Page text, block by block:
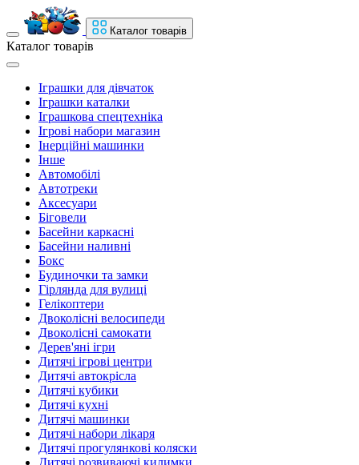
Каталог товарів
Каталог товарів
Іграшки для дівчаток
Іграшки каталки
Іграшкова спецтехніка
Ігрові набори магазин
Інерційні машинки
Інше
Автомобілі
Автотреки
Аксесуари
Біговели
Басейни каркасні
Басейни наливні
Бокс
Будиночки та замки
Гірлянда для вулиці
Гелікоптери
Двоколісні велосипеди
Двоколісні самокати
Дерев'яні ігри
Дитячі ігрові центри
Дитячі автокрісла
Дитячі кубики
Дитячі кухні
Дитячі машинки
Дитячі набори лікаря
Дитячі прогулянкові коляски
Дитячі розвиваючі килимки